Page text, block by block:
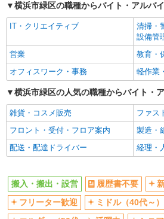
エルダー（50代～）活躍中
シニア
高収入・高額
日払い
週払い
16時前
服装自由
髪型・
髭（ひげ）OK
ネイル
ピアスOK
禁煙・
車通勤OK
バイク
残業少なめ（月20h未満）
交通費
社会保険あり
産休・
社員登用あり
資格取
同じ職種から求人を探す
横浜市緑区の職種からバイト・アルバ
IT・クリエイティブ
清掃・
設備管
営業
教育・
オフィスワーク・事務
軽作業
横浜市緑区の人気の職種からバイト・
雑貨・コスメ販売
ファス
フロント・受付・フロア案内
製造・
配送・配達ドライバー
経理・
搬入・搬出・設営 履歴書不要
フリーター歓迎
ミドル（40代～